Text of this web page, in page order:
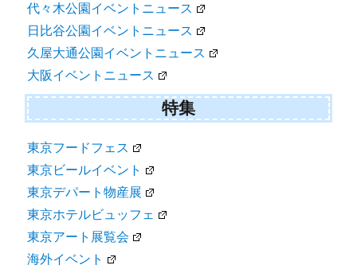
代々木公園イベントニュース
日比谷公園イベントニュース
久屋大通公園イベントニュース
大阪イベントニュース
特集
東京フードフェス
東京ビールイベント
東京デパート物産展
東京ホテルビュッフェ
東京アート展覧会
海外イベント